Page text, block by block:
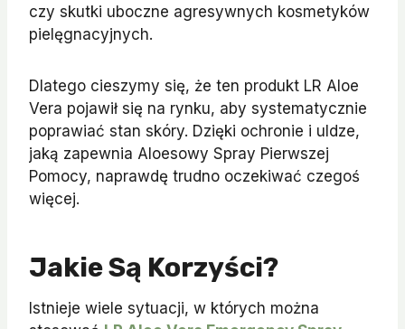
czy skutki uboczne agresywnych kosmetyków
pielęgnacyjnych.
Dlatego cieszymy się, że ten produkt LR Aloe
Vera pojawił się na rynku, aby systematycznie
poprawiać stan skóry. Dzięki ochronie i uldze,
jaką zapewnia Aloesowy Spray Pierwszej
Pomocy, naprawdę trudno oczekiwać czegoś
więcej.
Jakie Są Korzyści?
Istnieje wiele sytuacji, w których można